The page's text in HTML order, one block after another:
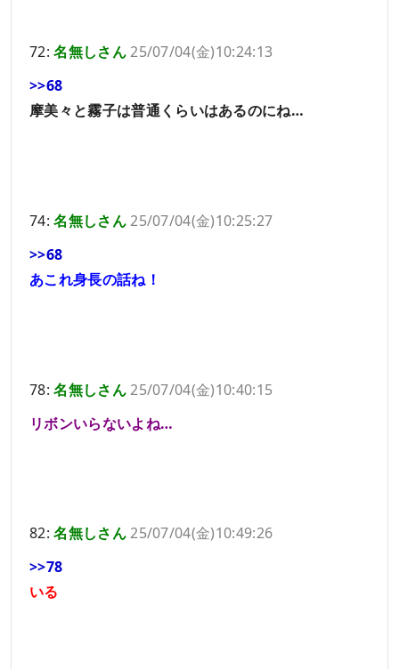
72:名無しさん25/07/04(金)10:24:13
>>68
摩美々と霧子は普通くらいはあるのにね…
74:名無しさん25/07/04(金)10:25:27
>>68
あこれ身長の話ね！
78:名無しさん25/07/04(金)10:40:15
リボンいらないよね…
82:名無しさん25/07/04(金)10:49:26
>>78
いる